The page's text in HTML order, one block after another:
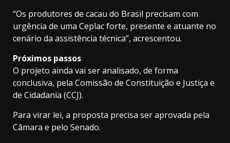
“Os produtores de cacau do Brasil precisam com
urgência de uma Ceplac forte, presente e atuante no
cenário da assistência técnica”, acrescentou.
Próximos passos
O projeto ainda vai ser analisado, de forma
conclusiva, pela Comissão de Constituição e Justiça e
de Cidadania (CCJ).
Para virar lei, a proposta precisa ser aprovada pela
Câmara e pelo Senado.